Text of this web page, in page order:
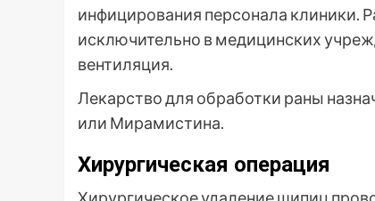
инфицирования персонала клиники.
исключительно в медицинских
вентиляция.
Лекарство для обработки раны
или Мирамистина.
Хирургическая операция